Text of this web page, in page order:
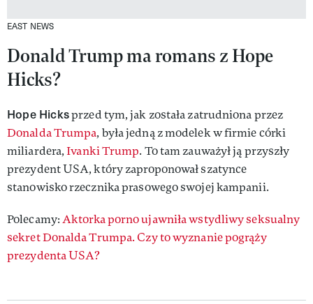
EAST NEWS
Donald Trump ma romans z Hope
Hicks?
Hope Hicksprzed tym, jak została zatrudniona przez
Donalda Trumpa, była jedną z modelek w firmie córki
miliardera, Ivanki Trump. To tam zauważył ją przyszły
prezydent USA, który zaproponował szatynce
stanowisko rzecznika prasowego swojej kampanii.
Polecamy:Aktorka porno ujawniła wstydliwy seksualny
sekret Donalda Trumpa. Czy to wyznanie pogrąży
prezydenta USA?